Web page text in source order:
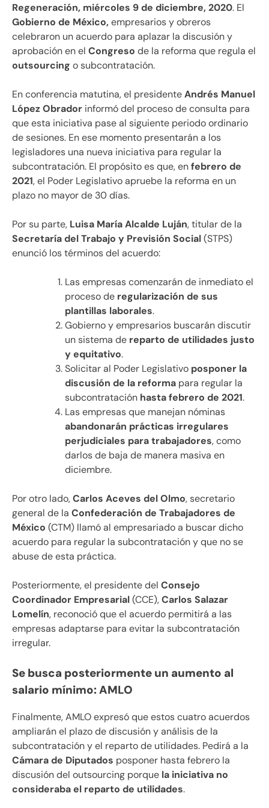
Regeneración, miércoles 9 de diciembre, 2020. El
Gobierno de México, empresarios y obreros
celebraron un acuerdo para aplazar la discusión y
aprobación en el Congreso de la reforma que regula el
outsourcing o subcontratación.
En conferencia matutina, el presidenteAndrés Manuel
López Obrador informó del proceso de consulta para
que esta iniciativa pase al siguiente periodo ordinario
de sesiones. En ese momento presentarán a los
legisladores una nueva iniciativa para regular la
subcontratación. El propósito es que, enfebrero de
2021, el Poder Legislativo apruebe la reforma en un
plazo no mayor de 30 días.
Por su parte, Luisa María Alcalde Luján, titular de la
Secretaría del Trabajo y Previsión Social(STPS)
enunció los términos del acuerdo:
Las empresas comenzarán de inmediato el
proceso de regularización de sus
plantillas laborales.
Gobierno y empresarios buscarán discutir
un sistema de reparto de utilidades justo
y equitativo.
Solicitar al Poder Legislativo posponer la
discusión de la reforma para regular la
subcontratación hasta febrero de 2021.
Las empresas que manejan nóminas
abandonarán prácticas irregulares
perjudiciales para trabajadores, como
darlos de baja de manera masiva en
diciembre.
Por otro lado,Carlos Aceves del Olmo, secretario
general de la Confederación de Trabajadores de
México (CTM) llamó al empresariado a buscar dicho
acuerdo para regular la subcontratación y que no se
abuse de esta práctica.
Posteriormente, el presidente del Consejo
Coordinador Empresarial(CCE),Carlos Salazar
Lomelín, reconoció que el acuerdo permitirá a las
empresas adaptarse para evitar la subcontratación
irregular.
Se busca posteriormente un aumento al
salario mínimo: AMLO
Finalmente, AMLO expresó que estos cuatro acuerdos
ampliarán el plazo de discusión y análisis de la
subcontratación y el reparto de utilidades. Pedirá a la
Cámara de Diputados posponer hasta febrero la
discusión del outsourcing porque la iniciativa no
consideraba el reparto de utilidades.